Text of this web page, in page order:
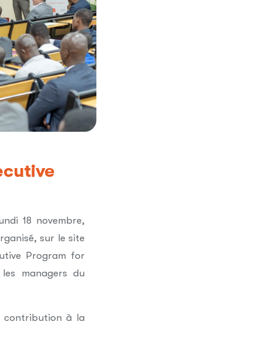
18 novembre,
sur le site
Program for
managers du
contribution à la